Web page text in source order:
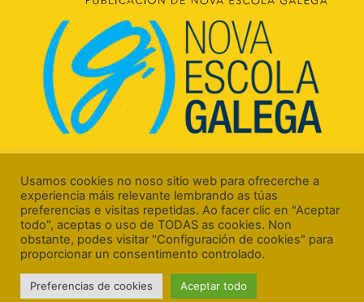
15706 Santiago de Compostela (A Coruña)
Aviso Legal
Usamos cookies no noso sitio web para ofrecerche a
experiencia máis relevante lembrando as túas
preferencias e visitas repetidas. Ao facer clic en "Aceptar
todo", aceptas o uso de TODAS as cookies. Non
obstante, podes visitar "Configuración de cookies" para
proporcionar un consentimento controlado.
Preferencias de cookies Aceptar todo